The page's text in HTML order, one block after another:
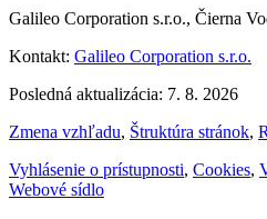
Galileo Corporation s.r.o., Čierna
Kontakt: Galileo Corporation s.r.o.
Posledná aktualizácia: 7. 8. 2026
Zmena vzhľadu, Štruktúra stránok,
Vyhlásenie o prístupnosti, Cookies,
Webové sídlo